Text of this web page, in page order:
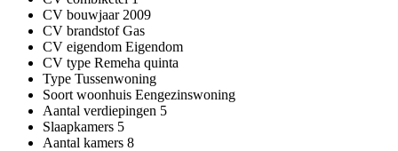
CV bouwjaar 2009
CV brandstof Gas
CV eigendom Eigendom
CV type Remeha quinta
Type Tussenwoning
Soort woonhuis Eengezinswoning
Aantal verdiepingen 5
Slaapkamers 5
Aantal kamers 8